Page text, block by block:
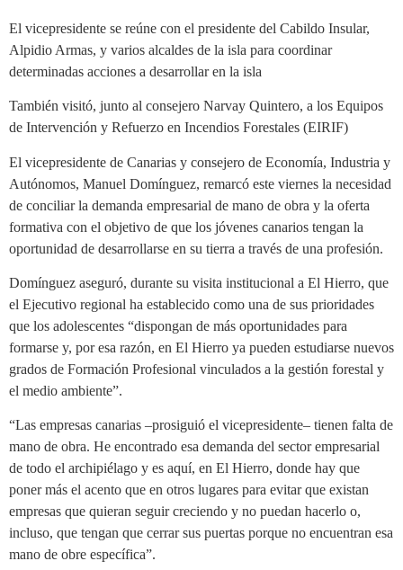
El vicepresidente se reúne con el presidente del Cabildo Insular,
Alpidio Armas, y varios alcaldes de la isla para coordinar
determinadas acciones a desarrollar en la isla
También visitó, junto al consejero Narvay Quintero, a los Equipos
de Intervención y Refuerzo en Incendios Forestales (EIRIF)
El vicepresidente de Canarias y consejero de Economía, Industria y
Autónomos, Manuel Domínguez, remarcó este viernes la necesidad
de conciliar la demanda empresarial de mano de obra y la oferta
formativa con el objetivo de que los jóvenes canarios tengan la
oportunidad de desarrollarse en su tierra a través de una profesión.
Domínguez aseguró, durante su visita institucional a El Hierro, que
el Ejecutivo regional ha establecido como una de sus prioridades
que los adolescentes “dispongan de más oportunidades para
formarse y, por esa razón, en El Hierro ya pueden estudiarse nuevos
grados de Formación Profesional vinculados a la gestión forestal y
el medio ambiente”.
“Las empresas canarias –prosiguió el vicepresidente– tienen falta de
mano de obra. He encontrado esa demanda del sector empresarial
de todo el archipiélago y es aquí, en El Hierro, donde hay que
poner más el acento que en otros lugares para evitar que existan
empresas que quieran seguir creciendo y no puedan hacerlo o,
incluso, que tengan que cerrar sus puertas porque no encuentran esa
mano de obre específica”.